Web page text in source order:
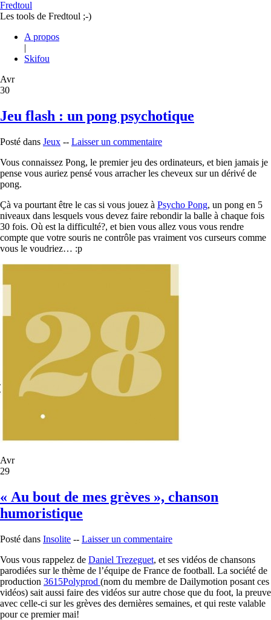
Fredtoul
Les tools de Fredtoul ;-)
A propos
|
Skifou
Avr
30
Jeu flash : un pong psychotique
Posté dans Jeux -- Laisser un commentaire
Vous connaissez Pong, le premier jeu des ordinateurs, et bien jamais je
pense vous auriez pensé vous arracher les cheveux sur un dérivé de
pong.
Çà va pourtant être le cas si vous jouez à Psycho Pong, un pong en 5
niveaux dans lesquels vous devez faire rebondir la balle à chaque fois
30 fois. Où est la difficulté?, et bien vous allez vous vous rendre
compte que votre souris ne contrôle pas vraiment vos curseurs comme
vous le voudriez… :p
Avr
29
« Au bout de mes grèves », chanson
humoristique
Posté dans Insolite -- Laisser un commentaire
Vous vous rappelez de Daniel Trezeguet, et ses vidéos de chansons
parodiées sur le thème de l’équipe de France de football. La société de
production 3615Polyprod (nom du membre de Dailymotion posant ces
vidéos) sait aussi faire des vidéos sur autre chose que du foot, la preuve
avec celle-ci sur les grèves des dernières semaines, et qui reste valable
pour ce premier mai!